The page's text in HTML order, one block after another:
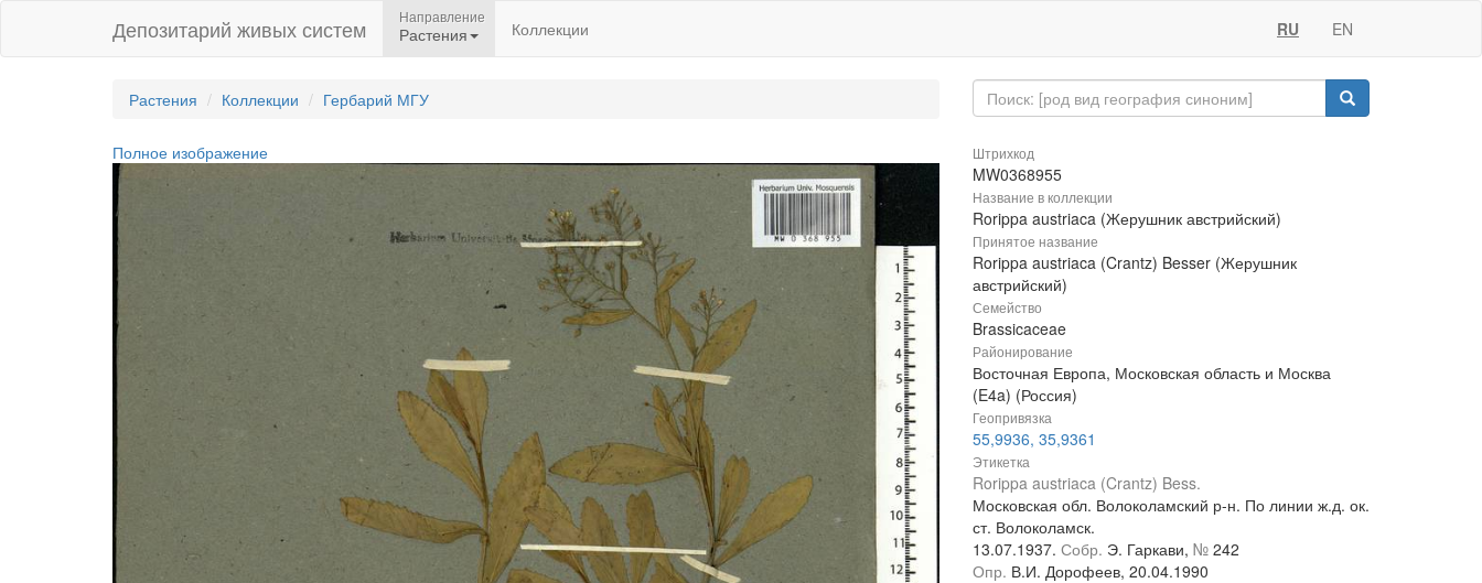
Депозитарий живых систем Направление
Растения Коллекции RU EN
Растения Коллекции Гербарий МГУ
Полное изображение Штрихкод
MW0368955
Название в коллекции
Rorippa austriaca (Жерушник австрийский)
Принятое название
Rorippa austriaca (Crantz) Besser (Жерушник
австрийский)
Семейство
Brassicaceae
Районирование
Восточная Европа, Московская область и Москва
(E4a) (Россия)
Геопривязка
55,9936, 35,9361
Этикетка
Rorippa austriaca (Crantz) Bess.
Московская обл. Волоколамский р-н. По линии ж.д. ок.
ст. Волоколамск.
13.07.1937. Собр. Э. Гаркави, № 242
Опр. В.И. Дорофеев, 20.04.1990